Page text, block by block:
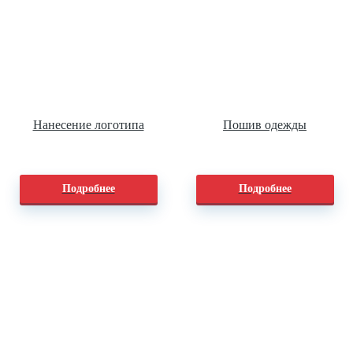
Нанесение логотипа
Подробнее
Пошив одежды
Подробнее